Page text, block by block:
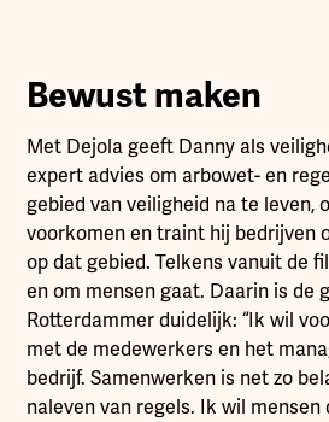
Bewust maken
Met Dejola geeft Danny als
expert advies om arbowet- en
gebied van veiligheid na te leven,
voorkomen en traint hij bedrijven
op dat gebied. Telkens vanuit de
en om mensen gaat. Daarin is de
Rotterdammer duidelijk: “Ik wil
met de medewerkers en het
bedrijf. Samenwerken is net zo
naleven van regels. Ik wil mensen